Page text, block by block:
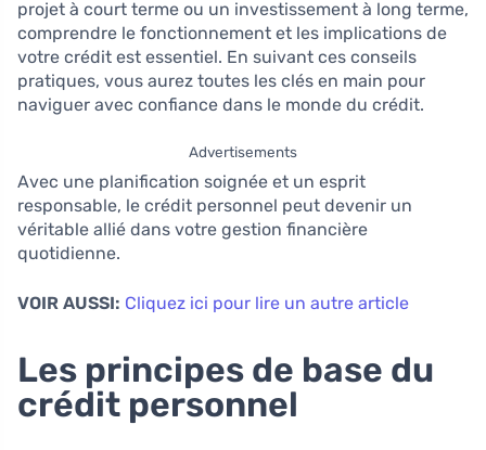
projet à court terme ou un investissement à long terme,
comprendre le fonctionnement et les implications de
votre crédit est essentiel. En suivant ces conseils
pratiques, vous aurez toutes les clés en main pour
naviguer avec confiance dans le monde du crédit.
Advertisements
Avec une planification soignée et un esprit
responsable, le crédit personnel peut devenir un
véritable allié dans votre gestion financière
quotidienne.
VOIR AUSSI: Cliquez ici pour lire un autre article
Les principes de base du
crédit personnel